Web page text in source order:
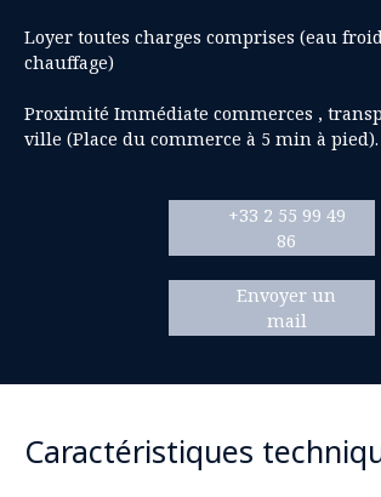
Loyer toutes charges comprises (eau
chauffage)
Proximité Immédiate commerces ,
ville (Place du commerce à 5 min à pied).
+33 2 55 99 49
86
Envoyer un
mail
Caractéristiques